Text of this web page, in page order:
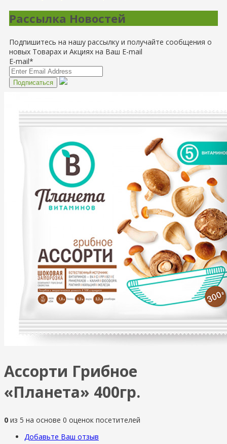
Рассылка Новостей
Подпишитесь на нашу рассылку и получайте сообщения о
новых Товарах и Акциях на Ваш E-mail
E-mail*
Ассорти Грибное
«Планета» 400гр.
0 из 5 на основе 0 оценок посетителей
Добавьте Ваш отзыв